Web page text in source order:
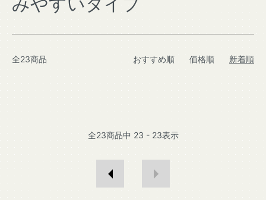
全23商品 おすすめ順 価格順 新着順
全23商品中 23 - 23表示